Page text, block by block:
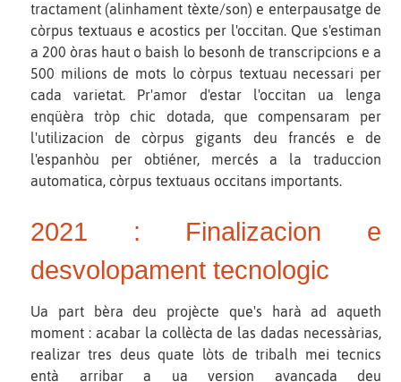
tractament (alinhament tèxte/son) e enterpausatge de
còrpus textuaus e acostics per l'occitan. Que s'estiman
a 200 òras haut o baish lo besonh de transcripcions e a
500 milions de mots lo còrpus textuau necessari per
cada varietat. Pr'amor d'estar l'occitan ua lenga
enqüèra tròp chic dotada, que compensaram per
l'utilizacion de còrpus gigants deu francés e de
l'espanhòu per obtiéner, mercés a la traduccion
automatica, còrpus textuaus occitans importants.
2021 : Finalizacion e
desvolopament tecnologic
Ua part bèra deu projècte que's harà ad aqueth
moment : acabar la collècta de las dadas necessàrias,
realizar tres deus quate lòts de tribalh mei tecnics
entà arribar a ua version avançada deu